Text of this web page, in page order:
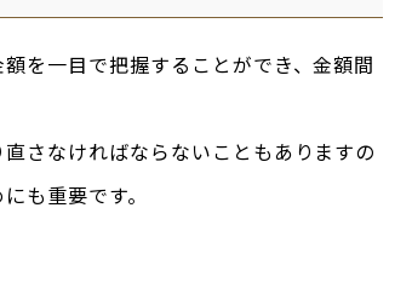
を一目で把握することができ、金額間
さなければならないこともありますの
も重要です。